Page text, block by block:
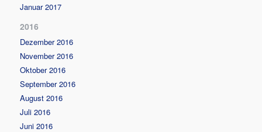
Januar 2017
2016
Dezember 2016
November 2016
Oktober 2016
September 2016
August 2016
Juli 2016
Juni 2016